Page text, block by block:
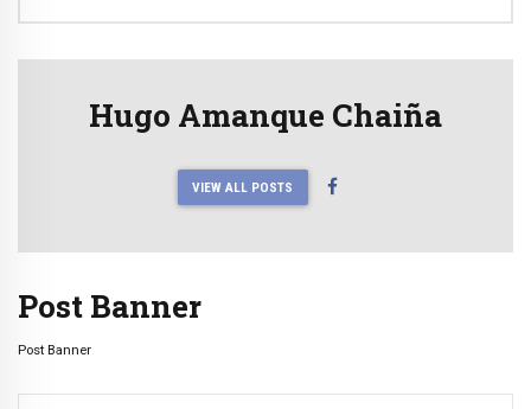
Hugo Amanque Chaiña
VIEW ALL POSTS
Post Banner
Post Banner